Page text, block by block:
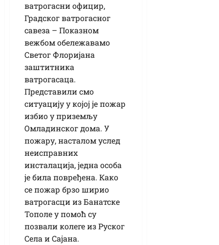
ватрогасни официр,
Градског ватрогасног
савеза – Показном
вежбом обележавамо
Светог Флоријана
заштитника
ватрогасаца.
Представили смо
ситуацију у којој је пожар
избио у приземљу
Омладинског дома. У
пожару, насталом услед
неисправних
инсталација, једна особа
је била повређена. Како
се пожар брзо ширио
ватрогасци из Банатске
Тополе у помоћ су
позвали колеге из Руског
Села и Сајана.